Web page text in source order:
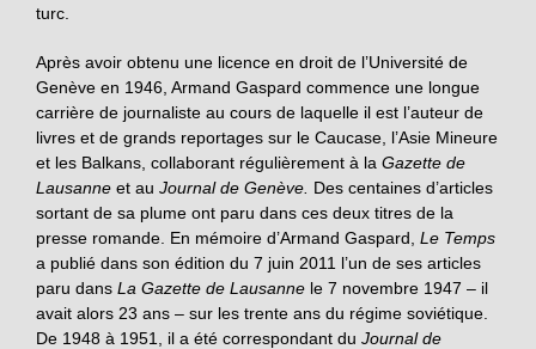
turc.
Après avoir obtenu une licence en droit de l’Université de
Genève en 1946, Armand Gaspard commence une longue
carrière de journaliste au cours de laquelle il est l’auteur de
livres et de grands reportages sur le Caucase, l’Asie Mineure
et les Balkans, collaborant régulièrement à la Gazette de
Lausanne et au Journal de Genève. Des centaines d’articles
sortant de sa plume ont paru dans ces deux titres de la
presse romande. En mémoire d’Armand Gaspard, Le Temps
a publié dans son édition du 7 juin 2011 l’un de ses articles
paru dans La Gazette de Lausanne le 7 novembre 1947 – il
avait alors 23 ans – sur les trente ans du régime soviétique.
De 1948 à 1951, il a été correspondant du Journal de